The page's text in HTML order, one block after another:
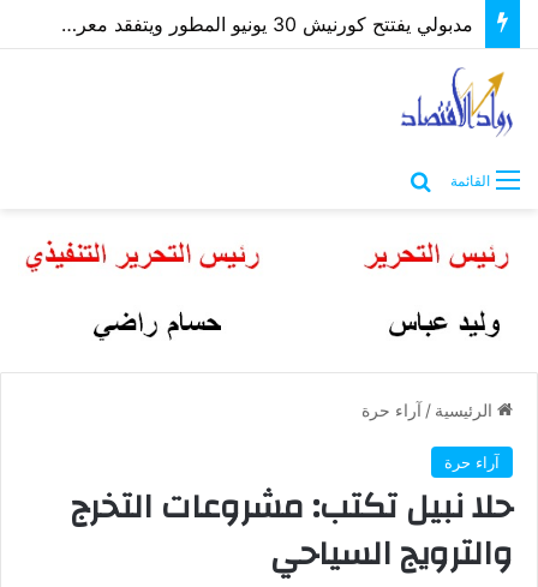
القائمة
الرئيسية / آراء حرة
آراء حرة
حلا نبيل تكتب: مشروعات التخرج
والترويج السياحي